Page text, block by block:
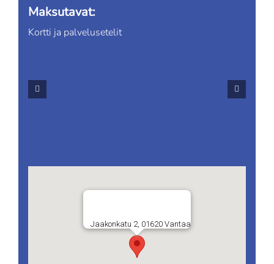
Maksutavat:
Kortti ja palvelusetelit
Jaakonkatu 2, 01620 Vantaa